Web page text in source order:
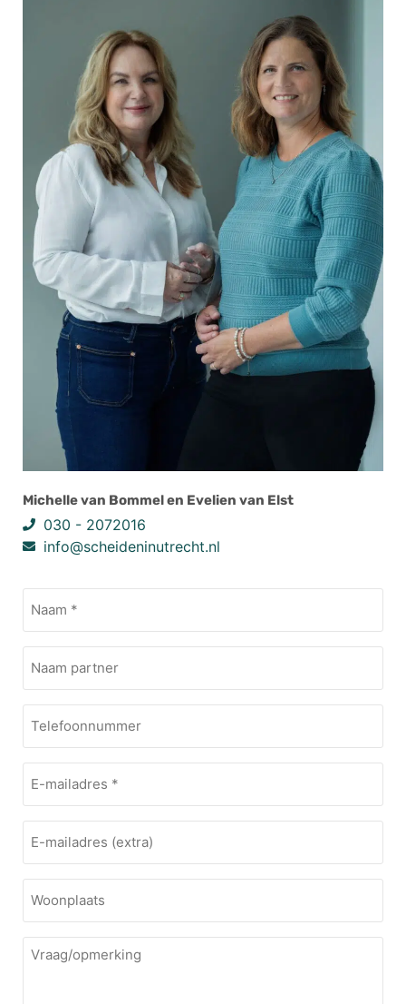
Michelle van Bommel en Evelien van Elst
030 - 2072016
info@scheideninutrecht.nl
Naam
(Vereist)
Naam
extra
Telefoonnummer
E-
mailadres
E-
mailadres
Woonplaats
Vraag/opmerking